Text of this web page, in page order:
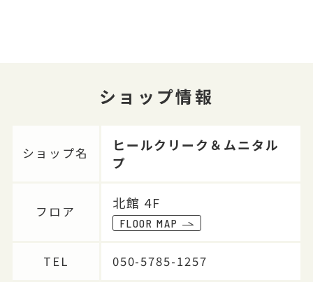
ショップ情報
ショップ名
ヒールクリーク＆ムニタル
プ
フロア
北館 4F
FLOOR MAP
TEL
050-5785-1257